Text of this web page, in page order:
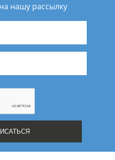
нашу рассылку